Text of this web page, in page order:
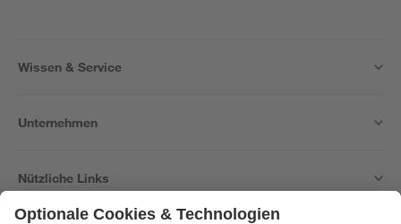
Wissen & Service
Unternehmen
Nützliche Links